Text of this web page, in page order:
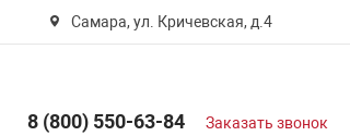
Самара, ул. Кричевская, д.4
8 (800) 550-63-84 Заказать звонок